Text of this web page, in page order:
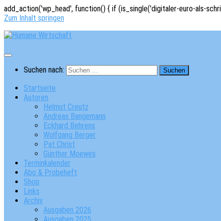
add_action('wp_head', function() { if (is_single('digitaler-euro-als-
Zum Inhalt springen
Suchen nach:
Startseite
Autoren
Helmut Creutz
Andreas Bangemann
Eckhard Behrens
Wolfgang Berger
Pat Christ
Günther Moewes
Terminkalender
Abo & Probeheft
Shop
Links
Archiv
Ausgaben 2026